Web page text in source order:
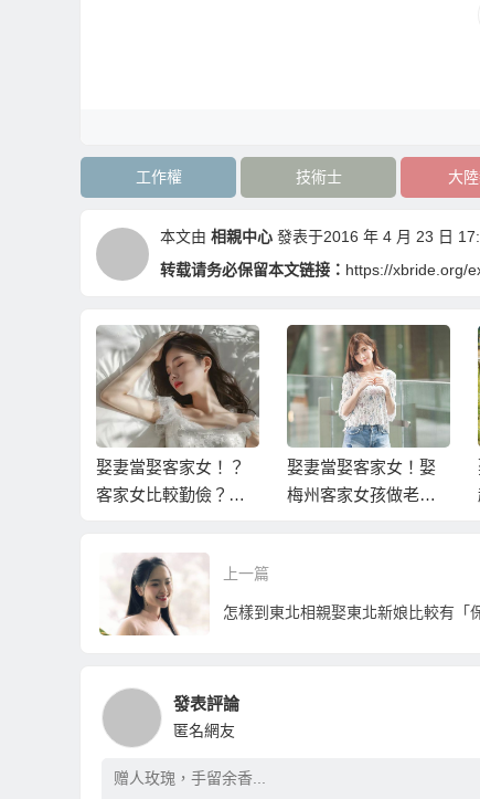
工作權 技術士 大
本文由 相親中心 發表于2016 年 4 月 23 日
转载请务必保留本文链接： https://xbride.org/
娶妻當娶客家女！？
客家女比較勤儉？您
娶妻當娶客家女！娶
梅州客家女孩做老婆
上一篇
怎樣到東北相親娶東北新娘比較有「
發表評論
匿名網友